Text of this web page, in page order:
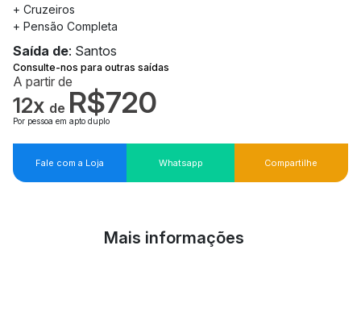
+ Cruzeiros
+ Pensão Completa
Saída de: Santos
Consulte-nos para outras saídas
A partir de
12x de R$720
Por pessoa em apto duplo
Fale com a Loja Whatsapp Compartilhe
Mais informações